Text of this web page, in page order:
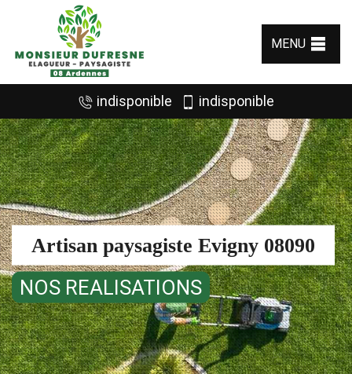
MENU
indisponible indisponible
Artisan paysagiste Evigny 08090
NOS REALISATIONS